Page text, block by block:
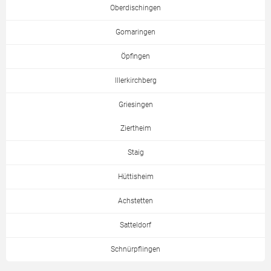
Oberdischingen
Gomaringen
Öpfingen
Illerkirchberg
Griesingen
Ziertheim
Staig
Hüttisheim
Achstetten
Satteldorf
Schnürpflingen